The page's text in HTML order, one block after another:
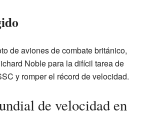
de aviones de combate británico,
Noble para la difícil tarea de
y romper el récord de velocidad.
de velocidad en